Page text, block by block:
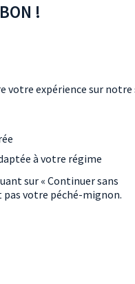
VOUS
!
votre expérience sur notre
à votre régime
sur « Continuer sans
pas votre péché-mignon.